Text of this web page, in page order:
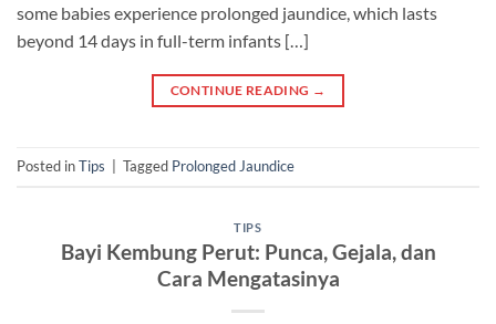
some babies experience prolonged jaundice, which lasts
beyond 14 days in full-term infants […]
CONTINUE READING →
Posted inTips Tagged Prolonged Jaundice
TIPS
Bayi Kembung Perut: Punca, Gejala, dan
Cara Mengatasinya